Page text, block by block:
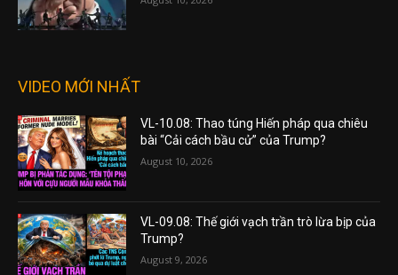
VIDEO MỚI NHẤT
VL-10.08: Thao túng Hiến pháp qua chiêu
bài “Cải cách bầu cử” của Trump?
August 10, 2026
VL-09.08: Thế giới vạch trần trò lừa bịp của
Trump?
August 9, 2026